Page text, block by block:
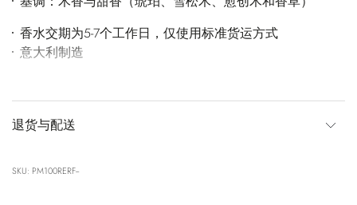
香水交期为5-7个工作日，仅使用标准货运方式
意大利制造
退货与配送
SKU: PM100RERF--